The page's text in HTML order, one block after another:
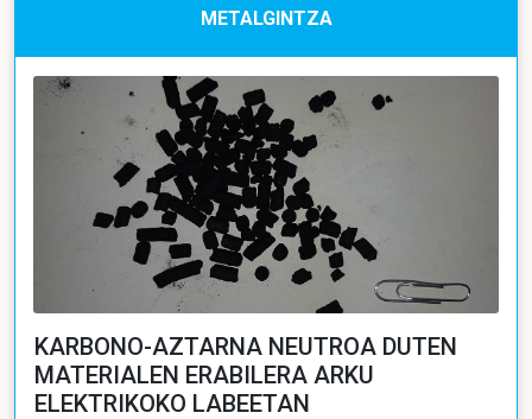
METALGINTZA
KARBONO-AZTARNA NEUTROA DUTEN
MATERIALEN ERABILERA ARKU
ELEKTRIKOKO LABEETAN